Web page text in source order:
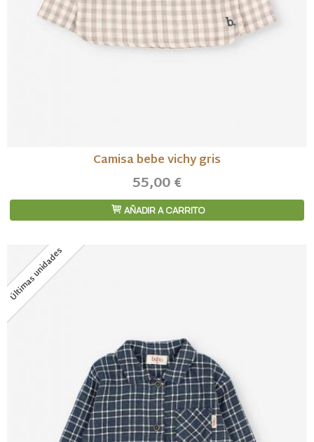
Camisa bebe vichy gris
55,00 €
AÑADIR A CARRITO
Últimas unidades